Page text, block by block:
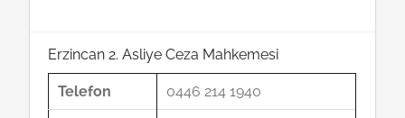
Erzincan 2. Asliye Ceza Mahkemesi
Telefon 0446 214 1940